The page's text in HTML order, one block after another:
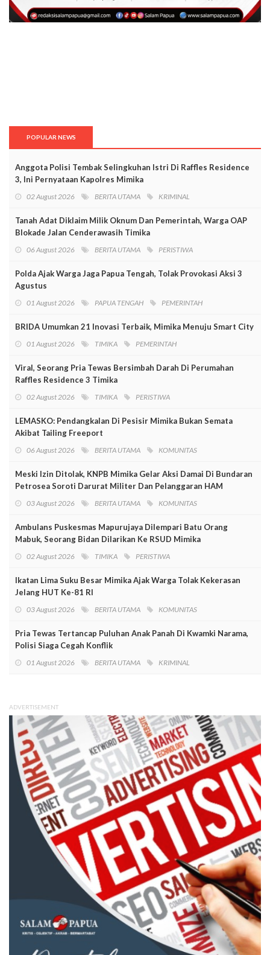
POPULAR NEWS
Anggota Polisi Tembak Selingkuhan Istri Di Raffles Residence
3, Ini Pernyataan Kapolres Mimika
02 August 2026 BERITA UTAMA KRIMINAL
Tanah Adat Diklaim Milik Oknum Dan Pemerintah, Warga OAP
Blokade Jalan Cenderawasih Timika
06 August 2026 BERITA UTAMA PERISTIWA
Polda Ajak Warga Jaga Papua Tengah, Tolak Provokasi Aksi 3
Agustus
01 August 2026 PAPUA TENGAH PEMERINTAH
BRIDA Umumkan 21 Inovasi Terbaik, Mimika Menuju Smart City
01 August 2026 TIMIKA PEMERINTAH
Viral, Seorang Pria Tewas Bersimbah Darah Di Perumahan
Raffles Residence 3 Timika
02 August 2026 TIMIKA PERISTIWA
LEMASKO: Pendangkalan Di Pesisir Mimika Bukan Semata
Akibat Tailing Freeport
06 August 2026 BERITA UTAMA KOMUNITAS
Meski Izin Ditolak, KNPB Mimika Gelar Aksi Damai Di Bundaran
Petrosea Soroti Darurat Militer Dan Pelanggaran HAM
03 August 2026 BERITA UTAMA KOMUNITAS
Ambulans Puskesmas Mapurujaya Dilempari Batu Orang
Mabuk, Seorang Bidan Dilarikan Ke RSUD Mimika
02 August 2026 TIMIKA PERISTIWA
Ikatan Lima Suku Besar Mimika Ajak Warga Tolak Kekerasan
Jelang HUT Ke-81 RI
03 August 2026 BERITA UTAMA KOMUNITAS
Pria Tewas Tertancap Puluhan Anak Panah Di Kwamki Narama,
Polisi Siaga Cegah Konflik
01 August 2026 BERITA UTAMA KRIMINAL
ADVERTISEMENT